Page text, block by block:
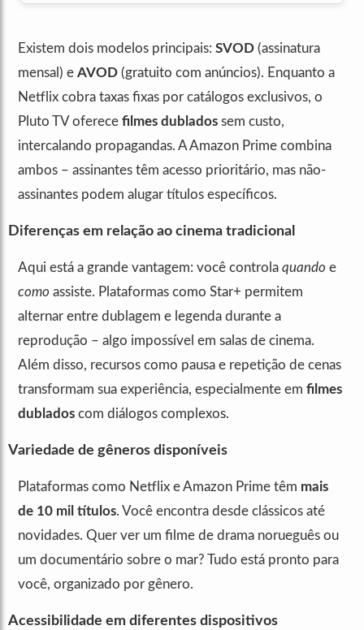
Existem dois modelos principais: SVOD (assinatura
mensal) e AVOD (gratuito com anúncios). Enquanto a
Netflix cobra taxas fixas por catálogos exclusivos, o
Pluto TV oferece filmes dublados sem custo,
intercalando propagandas. A Amazon Prime combina
ambos – assinantes têm acesso prioritário, mas não-
assinantes podem alugar títulos específicos.
Diferenças em relação ao cinema tradicional
Aqui está a grande vantagem: você controla quando e
como assiste. Plataformas como Star+ permitem
alternar entre dublagem e legenda durante a
reprodução – algo impossível em salas de cinema.
Além disso, recursos como pausa e repetição de cenas
transformam sua experiência, especialmente em filmes
dublados com diálogos complexos.
Variedade de gêneros disponíveis
Plataformas como Netflix e Amazon Prime têm mais
de 10 mil títulos. Você encontra desde clássicos até
novidades. Quer ver um filme de drama norueguês ou
um documentário sobre o mar? Tudo está pronto para
você, organizado por gênero.
Acessibilidade em diferentes dispositivos